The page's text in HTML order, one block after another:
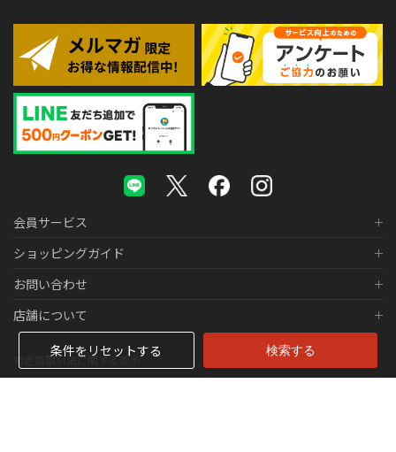
条件をリセットする
会員サービス
ショッピングガイド
お問い合わせ
店舗について
特定商取引法に関する表示